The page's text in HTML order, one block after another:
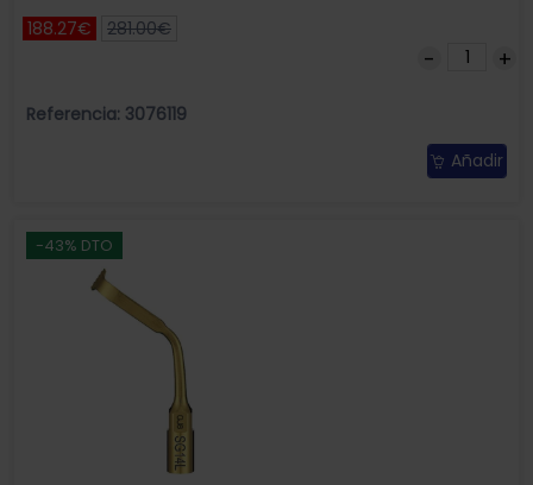
188.27€ 281.00€
Referencia: 3076119
Añadir
-43% DTO